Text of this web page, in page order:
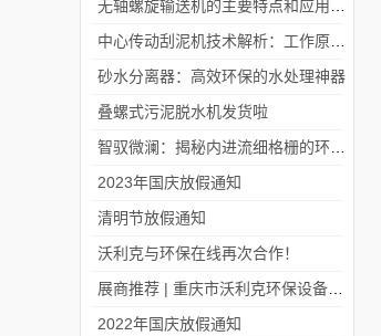
砂水分离器：高效环保的水处理神器
叠螺式污泥脱水机发货啦
2023年国庆放假通知
清明节放假通知
沃利克与环保在线再次合作！
2022年国庆放假通知